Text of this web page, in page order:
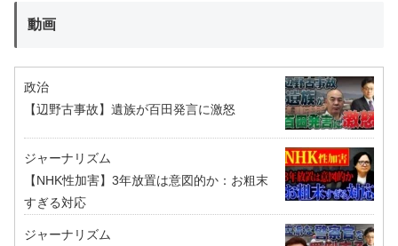
動画
政治
【辺野古事故】遺族が百田発言に激怒
ジャーナリズム
【NHK性加害】3年放置は意図的か：お粗末
すぎる対応
ジャーナリズム